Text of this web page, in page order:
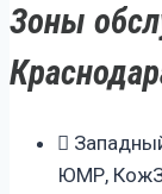
Зоны
ЮМР,